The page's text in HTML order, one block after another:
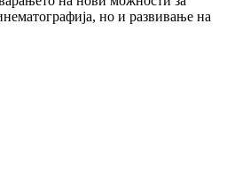
но и развивање на